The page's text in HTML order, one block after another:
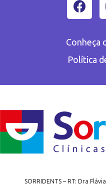
Conheça
Política
SORRIDENTS – RT: Dra